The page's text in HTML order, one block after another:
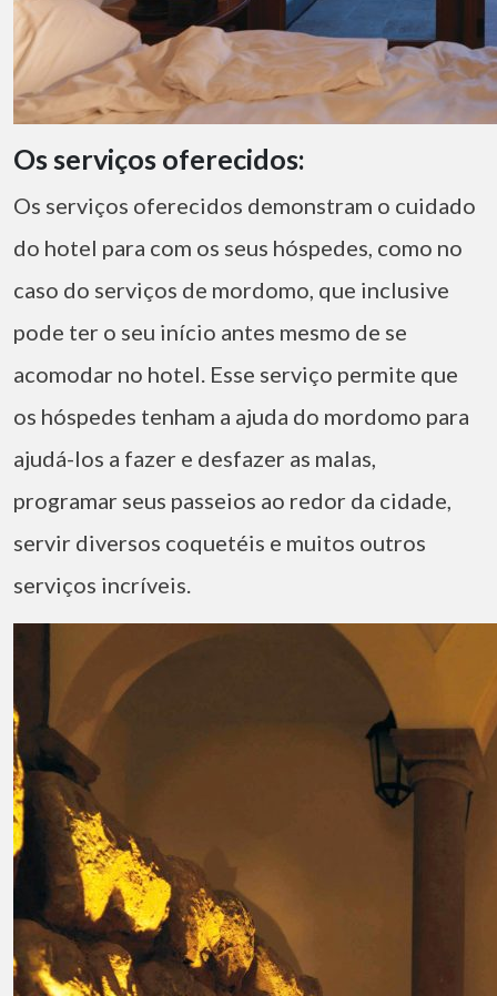
Os serviços oferecidos:
Os serviços oferecidos demonstram o cuidado
do hotel para com os seus hóspedes, como no
caso do serviços de mordomo, que inclusive
pode ter o seu início antes mesmo de se
acomodar no hotel. Esse serviço permite que
os hóspedes tenham a ajuda do mordomo para
ajudá-los a fazer e desfazer as malas,
programar seus passeios ao redor da cidade,
servir diversos coquetéis e muitos outros
serviços incríveis.